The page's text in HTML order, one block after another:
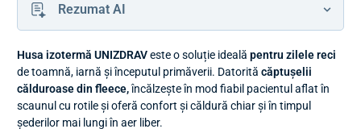
Rezumat AI
Husa izotermă UNIZDRAVeste o soluție ideală pentru zilele reci
de toamnă, iarnă și începutul primăverii. Datorită căptușelii
călduroase din fleece,încălzește în mod fiabil pacientul aflat în
scaunul cu rotile și oferă confort și căldură chiar și în timpul
șederilor mai lungi în aer liber.